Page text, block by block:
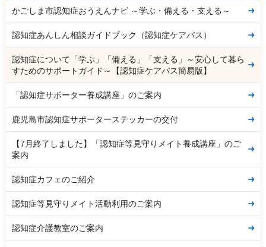
かごしま市認知症おうえんナビ ～学ぶ・備える・支える～
認知症あんしん相談ガイドブック（認知症ケアパス）
認知症について「学ぶ」「備える」「支える」～安心して暮ら
すためのサポートガイド～【認知症ケアパス簡易版】
「認知症サポーター養成講座」のご案内
鹿児島市認知症サポーターステッカーの交付
【7月終了しました】「認知症等見守りメイト養成講座」のご
案内
認知症カフェのご紹介
認知症等見守りメイト活動利用のご案内
認知症介護教室のご案内